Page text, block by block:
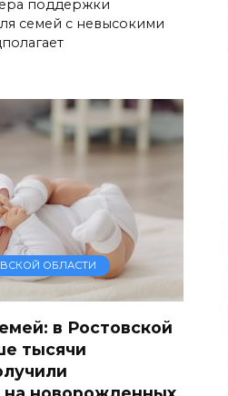
поддержки
семей с невысокими
ОБЛАСТИ
в Ростовской
тысячи
на новорожденных